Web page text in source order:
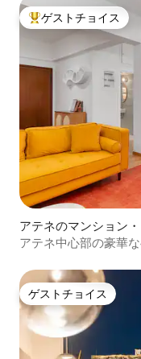
大好評のゲストチョイ
ゲストチョイス
アテネのマンション
アテネ中心部の豪華
ゲストチョイス
ゲストチョイス